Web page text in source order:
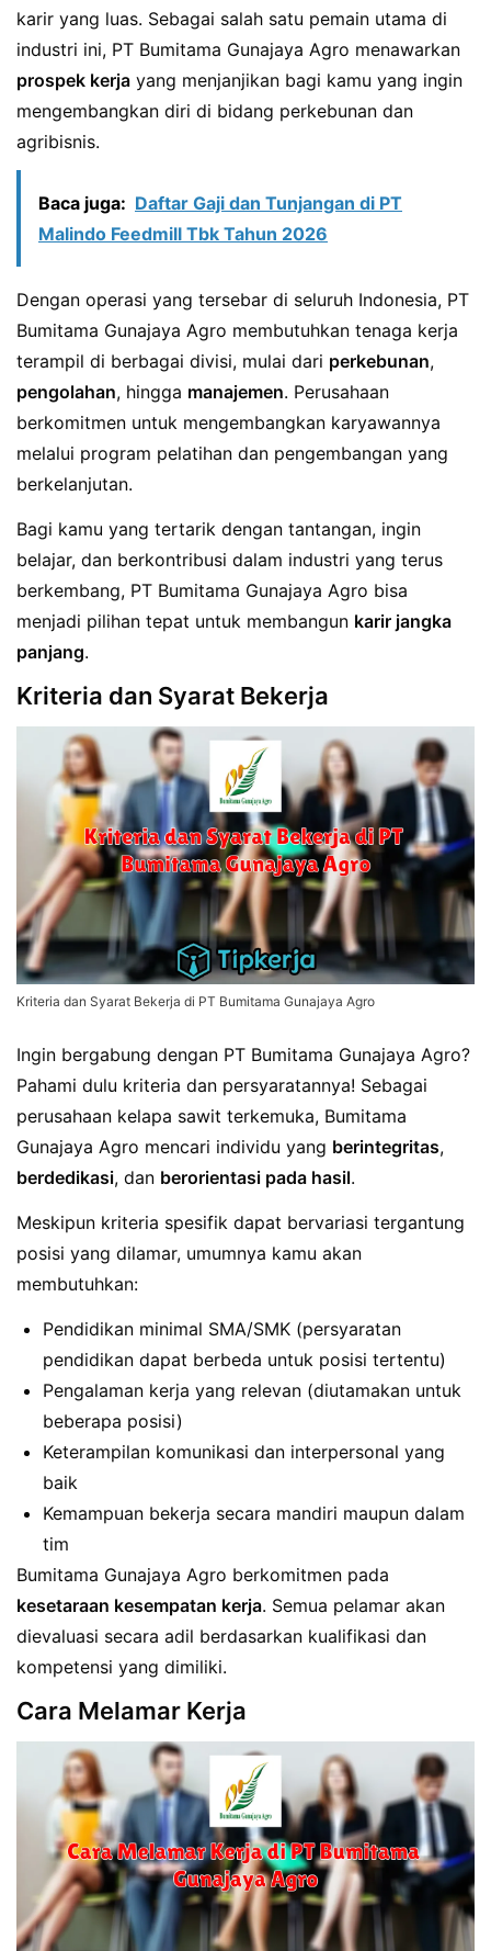
karir yang luas. Sebagai salah satu pemain utama di
industri ini, PT Bumitama Gunajaya Agro menawarkan
prospek kerja yang menjanjikan bagi kamu yang ingin
mengembangkan diri di bidang perkebunan dan
agribisnis.
Baca juga: Daftar Gaji dan Tunjangan di PT
Malindo Feedmill Tbk Tahun 2026
Dengan operasi yang tersebar di seluruh Indonesia, PT
Bumitama Gunajaya Agro membutuhkan tenaga kerja
terampil di berbagai divisi, mulai dari perkebunan,
pengolahan, hingga manajemen. Perusahaan
berkomitmen untuk mengembangkan karyawannya
melalui program pelatihan dan pengembangan yang
berkelanjutan.
Bagi kamu yang tertarik dengan tantangan, ingin
belajar, dan berkontribusi dalam industri yang terus
berkembang, PT Bumitama Gunajaya Agro bisa
menjadi pilihan tepat untuk membangun karir jangka
panjang.
Kriteria dan Syarat Bekerja
Kriteria dan Syarat Bekerja di PT Bumitama Gunajaya Agro
Ingin bergabung dengan PT Bumitama Gunajaya Agro?
Pahami dulu kriteria dan persyaratannya! Sebagai
perusahaan kelapa sawit terkemuka, Bumitama
Gunajaya Agro mencari individu yang berintegritas,
berdedikasi, dan berorientasi pada hasil.
Meskipun kriteria spesifik dapat bervariasi tergantung
posisi yang dilamar, umumnya kamu akan
membutuhkan:
Pendidikan minimal SMA/SMK (persyaratan
pendidikan dapat berbeda untuk posisi tertentu)
Pengalaman kerja yang relevan (diutamakan untuk
beberapa posisi)
Keterampilan komunikasi dan interpersonal yang
baik
Kemampuan bekerja secara mandiri maupun dalam
tim
Bumitama Gunajaya Agro berkomitmen pada
kesetaraan kesempatan kerja. Semua pelamar akan
dievaluasi secara adil berdasarkan kualifikasi dan
kompetensi yang dimiliki.
Cara Melamar Kerja